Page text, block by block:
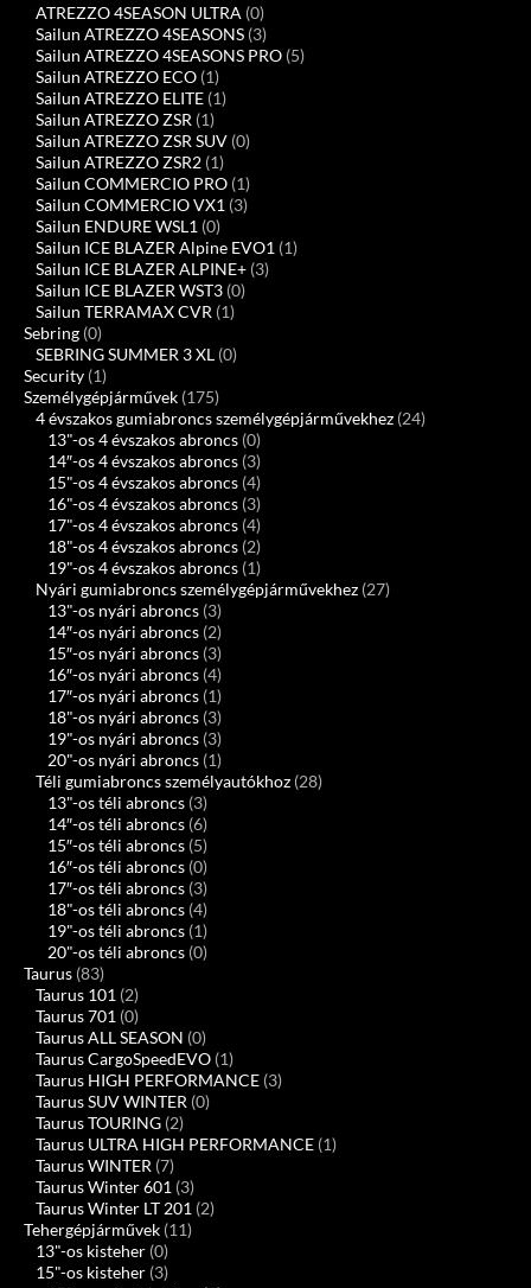
ATREZZO 4SEASON ULTRA (0)
Sailun ATREZZO 4SEASONS (3)
Sailun ATREZZO 4SEASONS PRO (5)
Sailun ATREZZO ECO (1)
Sailun ATREZZO ELITE (1)
Sailun ATREZZO ZSR (1)
Sailun ATREZZO ZSR SUV (0)
Sailun ATREZZO ZSR2 (1)
Sailun COMMERCIO PRO (1)
Sailun COMMERCIO VX1 (3)
Sailun ENDURE WSL1 (0)
Sailun ICE BLAZER Alpine EVO1 (1)
Sailun ICE BLAZER ALPINE+ (3)
Sailun ICE BLAZER WST3 (0)
Sailun TERRAMAX CVR (1)
Sebring (0)
SEBRING SUMMER 3 XL (0)
Security (1)
Személygépjárművek (175)
4 évszakos gumiabroncs személygépjárművekhez (24)
13"-os 4 évszakos abroncs (0)
14″-os 4 évszakos abroncs (3)
15"-os 4 évszakos abroncs (4)
16"-os 4 évszakos abroncs (3)
17"-os 4 évszakos abroncs (4)
18"-os 4 évszakos abroncs (2)
19"-os 4 évszakos abroncs (1)
Nyári gumiabroncs személygépjárművekhez (27)
13"-os nyári abroncs (3)
14″-os nyári abroncs (2)
15″-os nyári abroncs (3)
16″-os nyári abroncs (4)
17″-os nyári abroncs (1)
18"-os nyári abroncs (3)
19"-os nyári abroncs (3)
20"-os nyári abroncs (1)
Téli gumiabroncs személyautókhoz (28)
13"-os téli abroncs (3)
14″-os téli abroncs (6)
15″-os téli abroncs (5)
16″-os téli abroncs (0)
17″-os téli abroncs (3)
18"-os téli abroncs (4)
19"-os téli abroncs (1)
20"-os téli abroncs (0)
Taurus (83)
Taurus 101 (2)
Taurus 701 (0)
Taurus ALL SEASON (0)
Taurus CargoSpeedEVO (1)
Taurus HIGH PERFORMANCE (3)
Taurus SUV WINTER (0)
Taurus TOURING (2)
Taurus ULTRA HIGH PERFORMANCE (1)
Taurus WINTER (7)
Taurus Winter 601 (3)
Taurus Winter LT 201 (2)
Tehergépjárművek (11)
13"-os kisteher (0)
15"-os kisteher (3)